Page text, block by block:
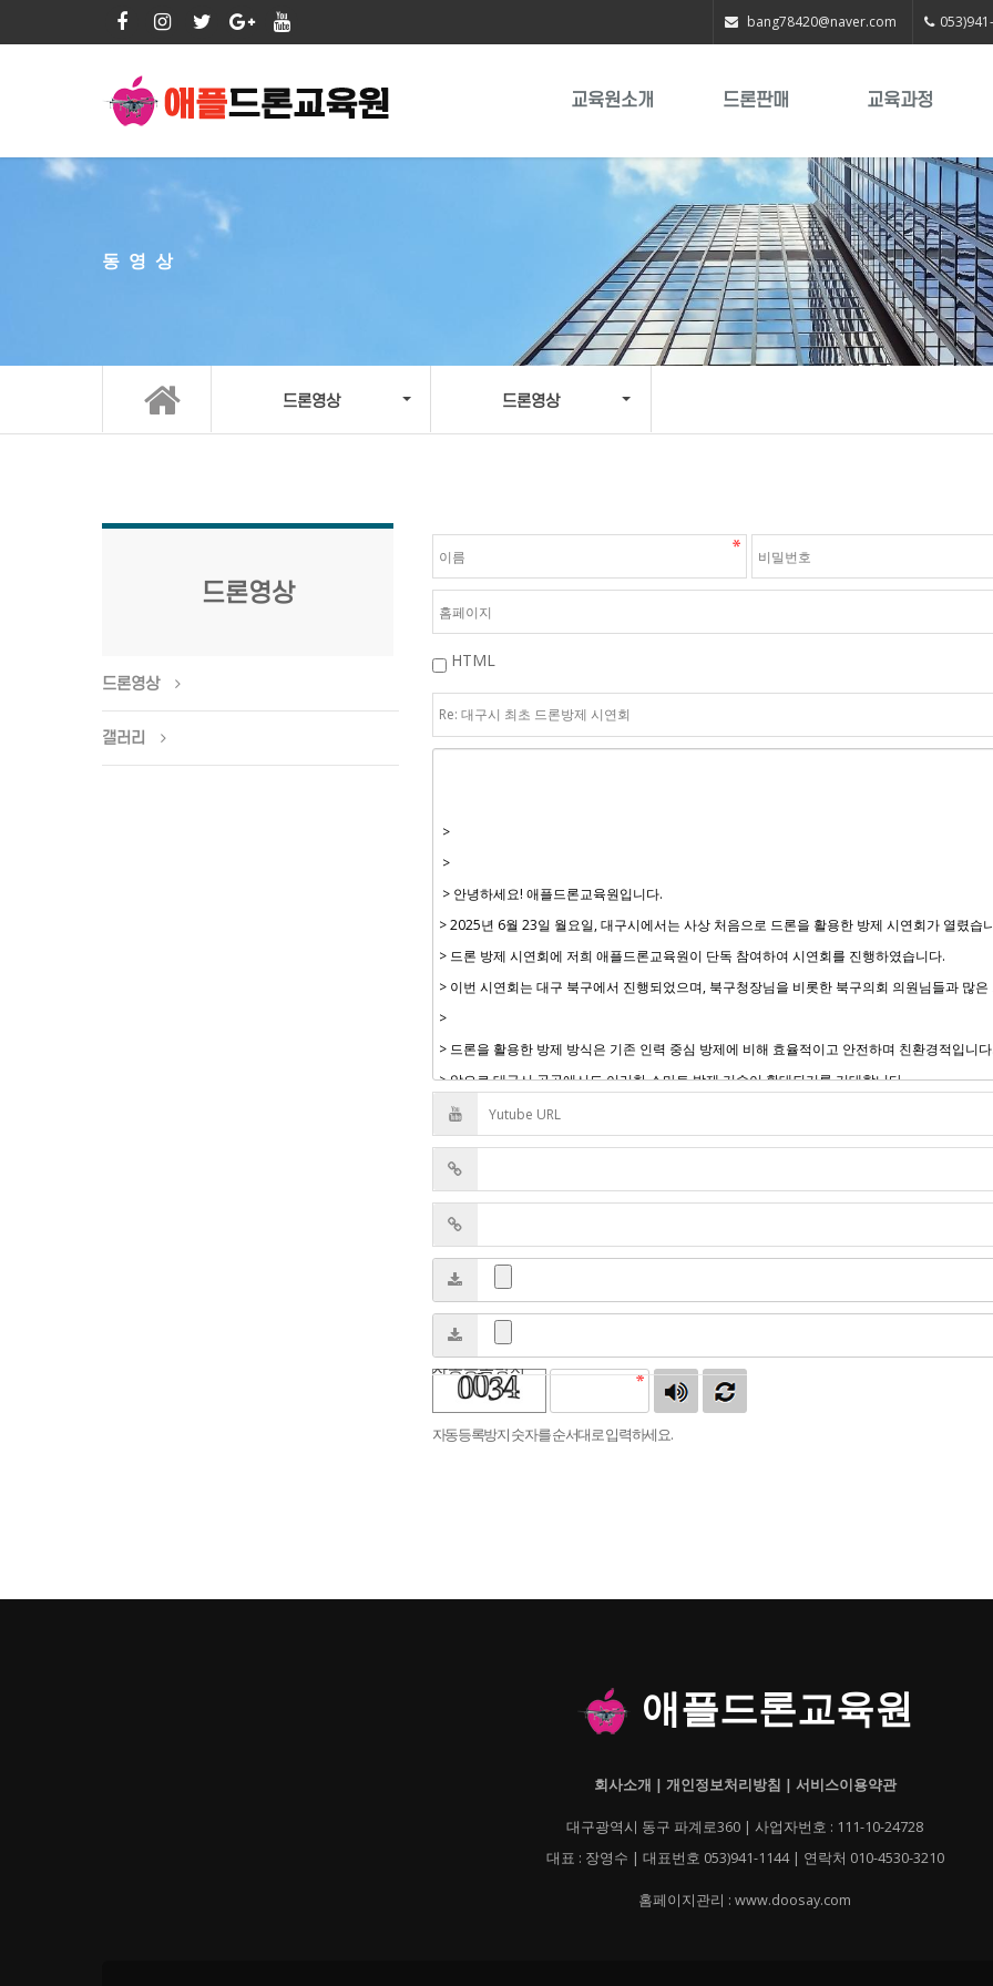
bang78420@naver.com
교육원소개 드론판매 교육과정
동영상
드론영상 드론영상
드론영상
드론영상
갤러리
HTML
자동등록방지
자동등록방지 숫자를 순서대로 입력하세요.
애플드론교육원
회사소개 | 개인정보처리방침 | 서비스이용약관
대구광역시 동구 파계로360 | 사업자번호 : 111-10-24728
대표 : 장영수 | 대표번호 053)941-1144 | 연락처 010-4530-3210
홈페이지관리 : www.doosay.com